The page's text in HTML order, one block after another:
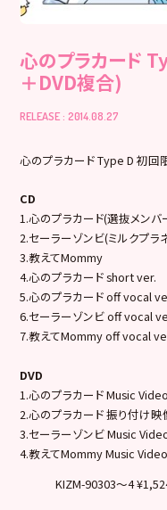
心のプラカード
＋DVD複合)
RELEASE : 2014.08.27
心のプラカード Type D 初回
CD
1.心のプラカード(選抜メンバ
2.セーラーゾンビ(ミルクプラ
3.教えてMommy
4.心のプラカード short ver.
5.心のプラカード off vocal
6.セーラーゾンビ off vocal
7.教えてMommy off vocal ver
DVD
1.心のプラカード Music Video
2.心のプラカード 振り付け
3.セーラーゾンビ Music
4.教えてMommy Music Video
KIZM-90303～4